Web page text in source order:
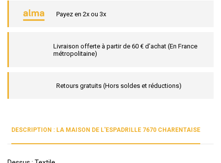
Payez en 2x ou 3x
Livraison offerte à partir de 60 € d’achat (En France
métropolitaine)
Retours gratuits (Hors soldes et réductions)
DESCRIPTION : LA MAISON DE L'ESPADRILLE 7670 CHARENTAISE